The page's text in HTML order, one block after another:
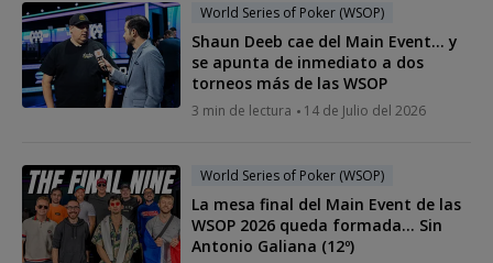
World Series of Poker (WSOP)
Shaun Deeb cae del Main Event… y
se apunta de inmediato a dos
torneos más de las WSOP
3 min de lectura 14 de Julio del 2026
World Series of Poker (WSOP)
La mesa final del Main Event de las
WSOP 2026 queda formada... Sin
Antonio Galiana (12º)